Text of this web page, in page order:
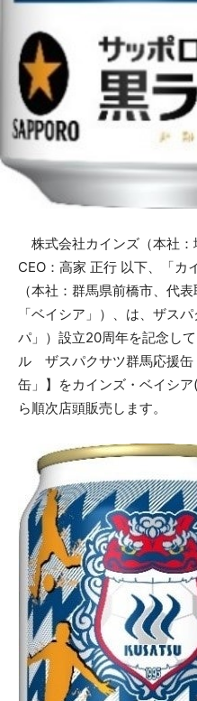
株式会社カインズ（本社
CEO：高家 正行 以下、「カ
（本社：群馬県前橋市、代
「ベイシア」）、は、ザス
パ」）設立20周年を記念し
ル ザスパクサツ群馬応援缶
缶」】をカインズ・ベイシ
ら順次店頭販売します。